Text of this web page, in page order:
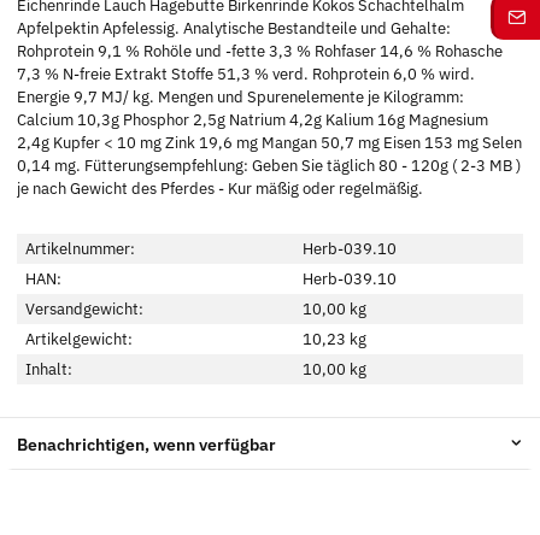
Eichenrinde Lauch Hagebutte Birkenrinde Kokos Schachtelhalm
Apfelpektin Apfelessig. Analytische Bestandteile und Gehalte:
Rohprotein 9,1 % Rohöle und -fette 3,3 % Rohfaser 14,6 % Rohasche
7,3 % N-freie Extrakt Stoffe 51,3 % verd. Rohprotein 6,0 % wird.
Energie 9,7 MJ/ kg. Mengen und Spurenelemente je Kilogramm:
Calcium 10,3g Phosphor 2,5g Natrium 4,2g Kalium 16g Magnesium
2,4g Kupfer < 10 mg Zink 19,6 mg Mangan 50,7 mg Eisen 153 mg Selen
0,14 mg. Fütterungsempfehlung: Geben Sie täglich 80 - 120g ( 2-3 MB )
je nach Gewicht des Pferdes - Kur mäßig oder regelmäßig.
Artikelnummer:
Herb-039.10
HAN:
Herb-039.10
Versandgewicht:
10,00 kg
Artikelgewicht:
10,23 kg
Inhalt:
10,00 kg
Benachrichtigen, wenn verfügbar